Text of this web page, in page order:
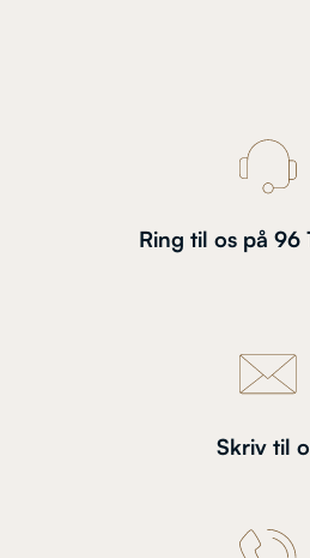
Ring til os på 96
Skriv til